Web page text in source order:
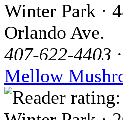
Winter Park ·
Orlando Ave.
407-622-4403
Mellow